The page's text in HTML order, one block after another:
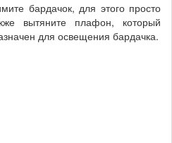
бардачок, для этого просто
вытяните плафон, который
для освещения бардачка.